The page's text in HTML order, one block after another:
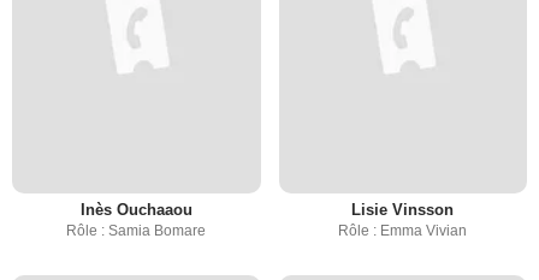
Inès Ouchaaou
Rôle : Samia Bomare
Lisie Vinsson
Rôle : Emma Vivian